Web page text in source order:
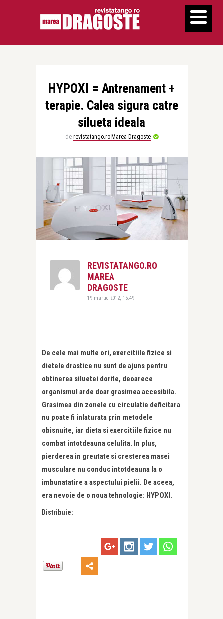
HYPOXI = Antrenament +
terapie. Calea sigura catre
silueta ideala
de revistatango.ro Marea Dragoste
REVISTATANGO.RO
MAREA
DRAGOSTE
19 martie 2012, 15:49
De cele mai multe ori, exercitiile fizice si
dietele drastice nu sunt de ajuns pentru
obtinerea siluetei dorite, deoarece
organismul arde doar grasimea accesibila.
Grasimea din zonele cu circulatie deficitara
nu poate fi inlaturata prin metodele
obisnuite, iar dieta si exercitiile fizice nu
combat intotdeauna celulita. In plus,
pierderea in greutate si cresterea masei
musculare nu conduc intotdeauna la o
imbunatatire a aspectului pielii. De aceea,
era nevoie de o noua tehnologie: HYPOXI.
Distribuie: